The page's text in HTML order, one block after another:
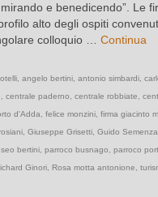
e benedicendo”. Le
alto degli ospiti
colloquio … Continua
, angelo bertini, antonio simbardi,
centrale paderno centrale robbiate
d'Adda felice monzini, firma giacinto
, Giuseppe Grisetti, Guido Semenza
bertini, parroco busnago parroco
Ginori, Rosa motta antonione